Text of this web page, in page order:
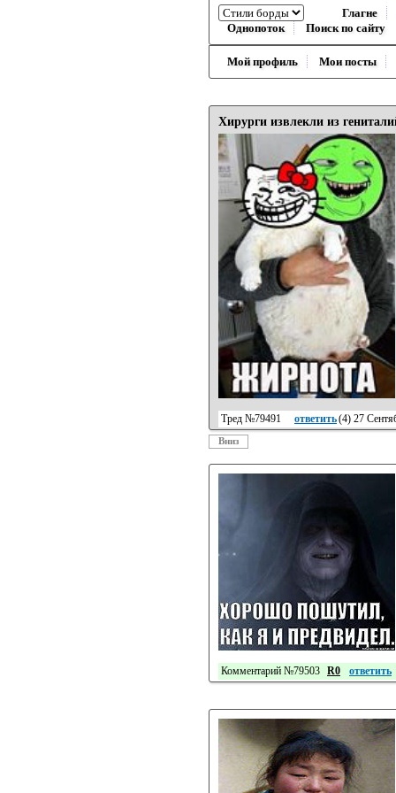
Глагне
Однопоток
Поиск по сайту
Мой профиль Мои посты
Хирурги извлекли из
Тред №79491 ответить(4) 27
Вниз
Комментарий №79503 R0 ответить